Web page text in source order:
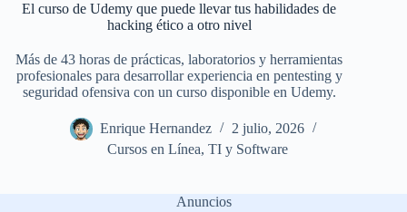
El curso de Udemy que puede llevar tus habilidades de
hacking ético a otro nivel
Más de 43 horas de prácticas, laboratorios y herramientas
profesionales para desarrollar experiencia en pentesting y
seguridad ofensiva con un curso disponible en Udemy.
Enrique Hernandez
2 julio, 2026
Cursos en Línea, TI y Software
Anuncios